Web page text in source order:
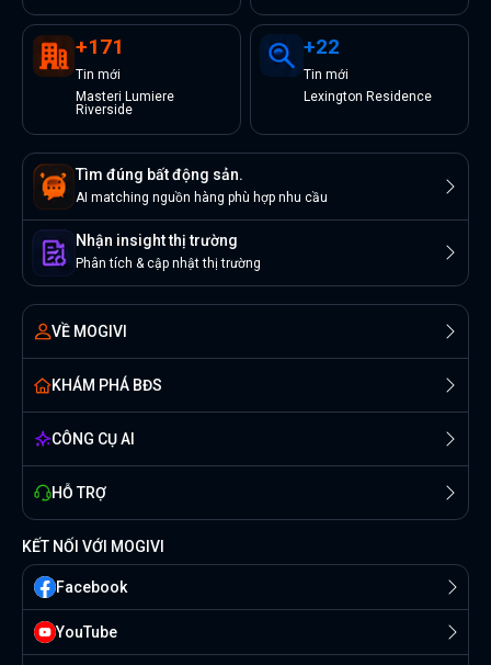
+171
Tin mới
Masteri Lumiere
Riverside
+22
Tin mới
Lexington Residence
Tìm đúng bất động sản.
AI matching nguồn hàng phù hợp nhu cầu
Nhận insight thị trường
Phân tích & cập nhật thị trường
VỀ MOGIVI
KHÁM PHÁ BĐS
CÔNG CỤ AI
HỖ TRỢ
KẾT NỐI VỚI MOGIVI
Facebook
YouTube